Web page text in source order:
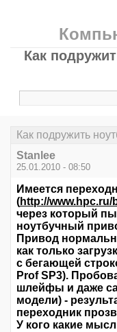
Как
Как подружить
Stanlee
25.01.2010 - 08:50
Имеется
(http://
через который
ноутбучный
Привод
как только
с бегающей
Prof SP3).
шлейфы и даже
модели) -
переходник
У кого какие